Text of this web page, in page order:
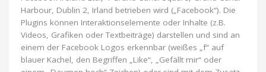
Harbour, Dublin 2, Irland betrieben wird („Facebook“). Die
Plugins können Interaktionselemente oder Inhalte (z.B.
Videos, Grafiken oder Textbeiträge) darstellen und sind an
einem der Facebook Logos erkennbar (weißes „f“ auf
blauer Kachel, den Begriffen „Like“, „Gefällt mir“ oder